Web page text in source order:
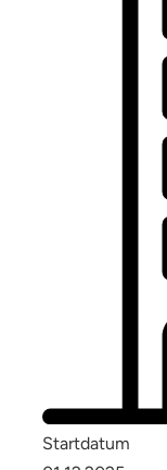
Startdatum